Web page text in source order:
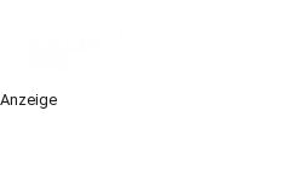
Anzeige